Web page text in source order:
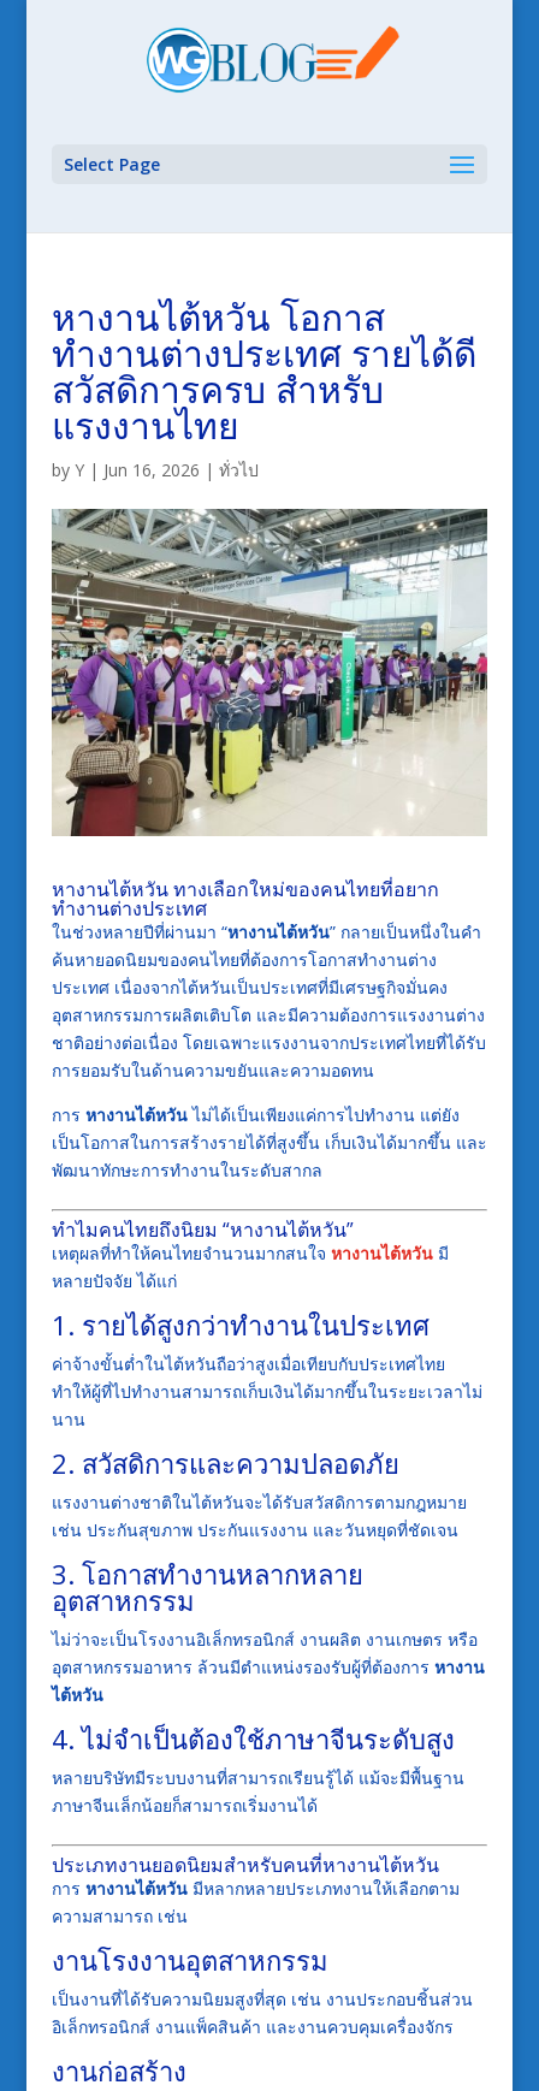
Select Page
หางานไต้หวัน โอกาส
ทำงานต่างประเทศ รายได้ดี
สวัสดิการครบ สำหรับ
แรงงานไทย
by Y| Jun 16, 2026 | ทั่วไป
หางานไต้หวัน ทางเลือกใหม่ของคนไทยที่อยาก
ทำงานต่างประเทศ
ในช่วงหลายปีที่ผ่านมา “หางานไต้หวัน” กลายเป็นหนึ่งในคำ
ค้นหายอดนิยมของคนไทยที่ต้องการโอกาสทำงานต่าง
ประเทศ เนื่องจากไต้หวันเป็นประเทศที่มีเศรษฐกิจมั่นคง
อุตสาหกรรมการผลิตเติบโต และมีความต้องการแรงงานต่าง
ชาติอย่างต่อเนื่อง โดยเฉพาะแรงงานจากประเทศไทยที่ได้รับ
การยอมรับในด้านความขยันและความอดทน
การ หางานไต้หวันไม่ได้เป็นเพียงแค่การไปทำงาน แต่ยัง
เป็นโอกาสในการสร้างรายได้ที่สูงขึ้น เก็บเงินได้มากขึ้น และ
พัฒนาทักษะการทำงานในระดับสากล
ทำไมคนไทยถึงนิยม “หางานไต้หวัน”
เหตุผลที่ทำให้คนไทยจำนวนมากสนใจ หางานไต้หวัน มี
หลายปัจจัย ได้แก่
1. รายได้สูงกว่าทำงานในประเทศ
ค่าจ้างขั้นต่ำในไต้หวันถือว่าสูงเมื่อเทียบกับประเทศไทย
ทำให้ผู้ที่ไปทำงานสามารถเก็บเงินได้มากขึ้นในระยะเวลาไม่
นาน
2. สวัสดิการและความปลอดภัย
แรงงานต่างชาติในไต้หวันจะได้รับสวัสดิการตามกฎหมาย
เช่น ประกันสุขภาพ ประกันแรงงาน และวันหยุดที่ชัดเจน
3. โอกาสทำงานหลากหลาย
อุตสาหกรรม
ไม่ว่าจะเป็นโรงงานอิเล็กทรอนิกส์ งานผลิต งานเกษตร หรือ
อุตสาหกรรมอาหาร ล้วนมีตำแหน่งรองรับผู้ที่ต้องการ หางาน
ไต้หวัน
4. ไม่จำเป็นต้องใช้ภาษาจีนระดับสูง
หลายบริษัทมีระบบงานที่สามารถเรียนรู้ได้ แม้จะมีพื้นฐาน
ภาษาจีนเล็กน้อยก็สามารถเริ่มงานได้
ประเภทงานยอดนิยมสำหรับคนที่หางานไต้หวัน
การ หางานไต้หวันมีหลากหลายประเภทงานให้เลือกตาม
ความสามารถ เช่น
งานโรงงานอุตสาหกรรม
เป็นงานที่ได้รับความนิยมสูงที่สุด เช่น งานประกอบชิ้นส่วน
อิเล็กทรอนิกส์ งานแพ็คสินค้า และงานควบคุมเครื่องจักร
งานก่อสร้าง